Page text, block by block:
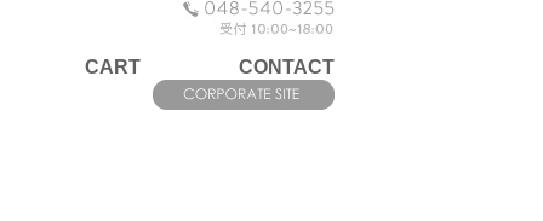
CONTACT
CART